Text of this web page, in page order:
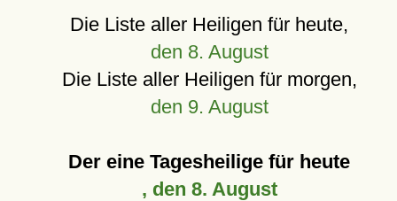
Die Liste aller Heiligen für heute,
den 8. August
Die Liste aller Heiligen für morgen,
den 9. August
Der eine Tagesheilige für heute
, den 8. August